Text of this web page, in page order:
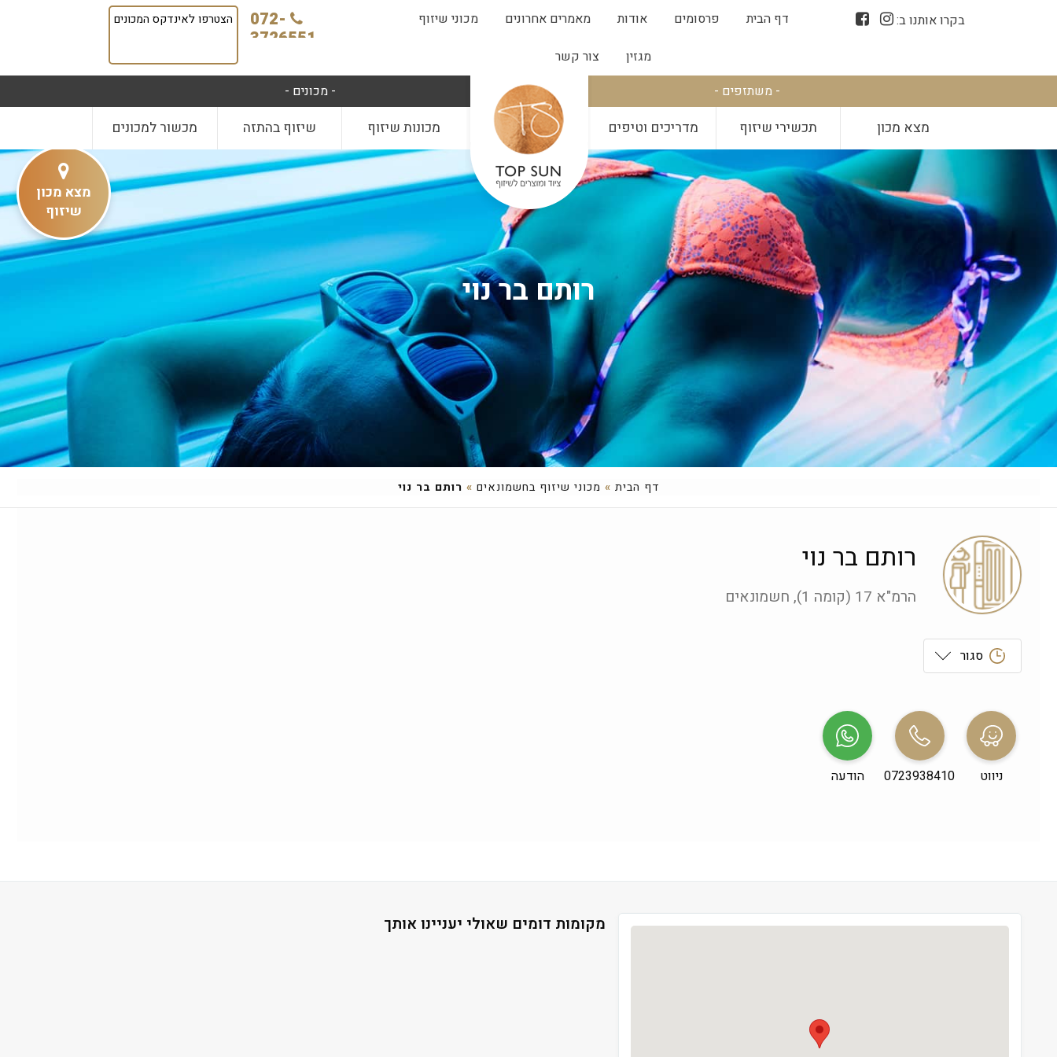
בקרו אותנו ב: דף הבית פרסומים אודות מאמרים אחרונים
מכוני שיזוף
מגזין
צור קשר
072-
3726551
הצטרפו לאינדקס המכונים
- משתזפים - - מכונים -
מצא מכון תכשירי שיזוף מדריכים וטיפים מכונות שיזוף שיזוף בהתזה מכשור למכונים
רותם בר נוי
דף הבית » מכוני שיזוף בחשמונאים » רותם בר נוי
רותם בר נוי
הרמ"א 17 (קומה 1), חשמונאים
סגור
שני
09:00-19:00
שלישי
רביעי
ניווט 0723938410 הודעה
מקומות דומים שאולי יעניינו אותך
מצא מכון
שיזוף